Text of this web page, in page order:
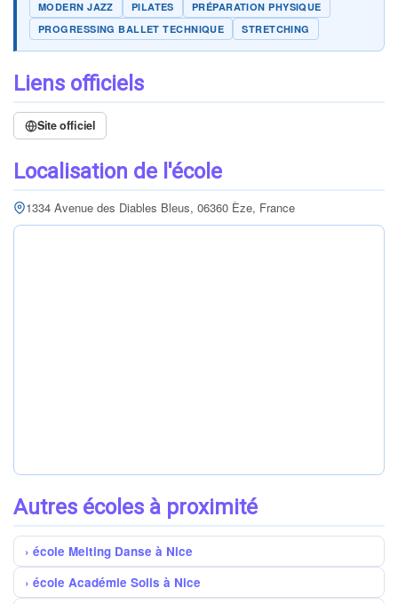
MODERN JAZZ
PILATES
PRÉPARATION PHYSIQUE
PROGRESSING BALLET TECHNIQUE
STRETCHING
Liens officiels
Site officiel
Localisation de l'école
1334 Avenue des Diables Bleus, 06360 Èze, France
Autres écoles à proximité
école Melting Danse à Nice
école Académie Solis à Nice